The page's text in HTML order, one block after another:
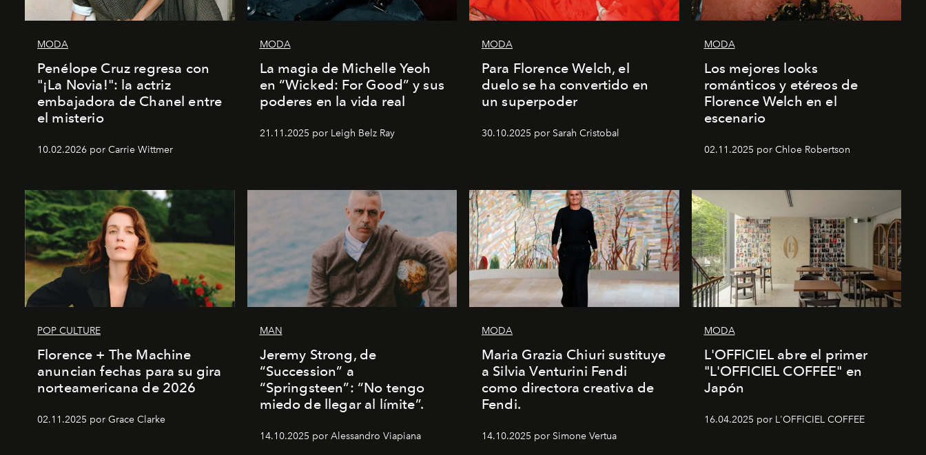
MODA
Penélope Cruz regresa con
"¡La Novia!": la actriz
embajadora de Chanel entre
el misterio
10.02.2026 por Carrie Wittmer
MODA
La magia de Michelle Yeoh
en “Wicked: For Good” y sus
poderes en la vida real
21.11.2025 por Leigh Belz Ray
MODA
Para Florence Welch, el
duelo se ha convertido en
un superpoder
30.10.2025 por Sarah Cristobal
MODA
Los mejores looks
románticos y etéreos de
Florence Welch en el
escenario
02.11.2025 por Chloe Robertson
POP CULTURE
Florence + The Machine
anuncian fechas para su gira
norteamericana de 2026
02.11.2025 por Grace Clarke
MAN
Jeremy Strong, de
“Succession” a
“Springsteen”: “No tengo
miedo de llegar al límite”.
14.10.2025 por Alessandro Viapiana
MODA
Maria Grazia Chiuri sustituye
a Silvia Venturini Fendi
como directora creativa de
Fendi.
14.10.2025 por Simone Vertua
MODA
L'OFFICIEL abre el primer
"L'OFFICIEL COFFEE" en
Japón
16.04.2025 por L'OFFICIEL COFFEE